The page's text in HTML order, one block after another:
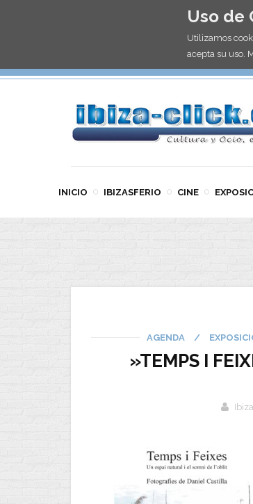
Uso de
Utilizamos
acepta su uso.
INICIO IBIZASFERIO CINE
AGENDA /
»TEMPS I